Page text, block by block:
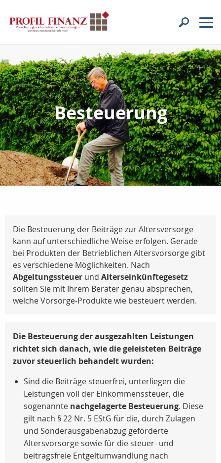
Besteuerung
Die Besteuerung der Beiträge zur Altersversorge
kann auf unterschiedliche Weise erfolgen. Gerade
bei Produkten der Betrieblichen Altersvorsorge gibt
es verschiedene Möglichkeiten. Nach
Abgeltungssteuer und Alterseinkünftegesetz
sollten Sie mit Ihrem Berater genau absprechen,
welche Vorsorge-Produkte wie besteuert werden.
Die Besteuerung der ausgezahlten Leistungen
richtet sich danach, wie die geleisteten Beiträge
zuvor steuerlich behandelt wurden:
Sind die Beiträge steuerfrei, unterliegen die
Leistungen voll der Einkommenssteuer, die
sogenannte nachgelagerte Besteuerung. Diese
gilt nach § 22 Nr. 5 EStG für die, durch Zulagen
und Sonderausgabenabzug geförderte
Altersvorsorge sowie für die steuer- und
beitragsfreie Entgeltumwandlung nach